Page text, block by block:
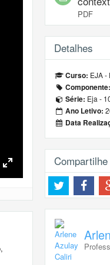
Fullscreen
PDF
Detalhes
Curso: EJA -
Componente:
Série: Eja -
Ano Letivo:
Data
Compartilhe